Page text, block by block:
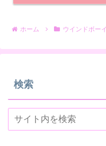
ホーム ウインドボー
検索